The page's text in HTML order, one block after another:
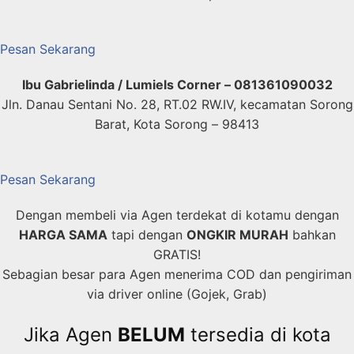
Pesan Sekarang
Ibu Gabrielinda / Lumiels Corner –081361090032
Jln. Danau Sentani No. 28, RT.02 RW.IV, kecamatan Sorong
Barat, Kota Sorong – 98413
Pesan Sekarang
Dengan membeli via Agen terdekat di kotamu dengan
HARGA SAMA tapi dengan ONGKIR MURAH bahkan
GRATIS!
Sebagian besar para Agen menerima COD dan pengiriman
via driver online (Gojek, Grab)
Jika Agen BELUM tersedia di kota